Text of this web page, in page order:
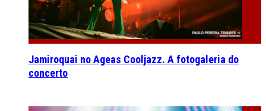
Jamiroquai no Ageas Cooljazz. A fotogaleria do
concerto